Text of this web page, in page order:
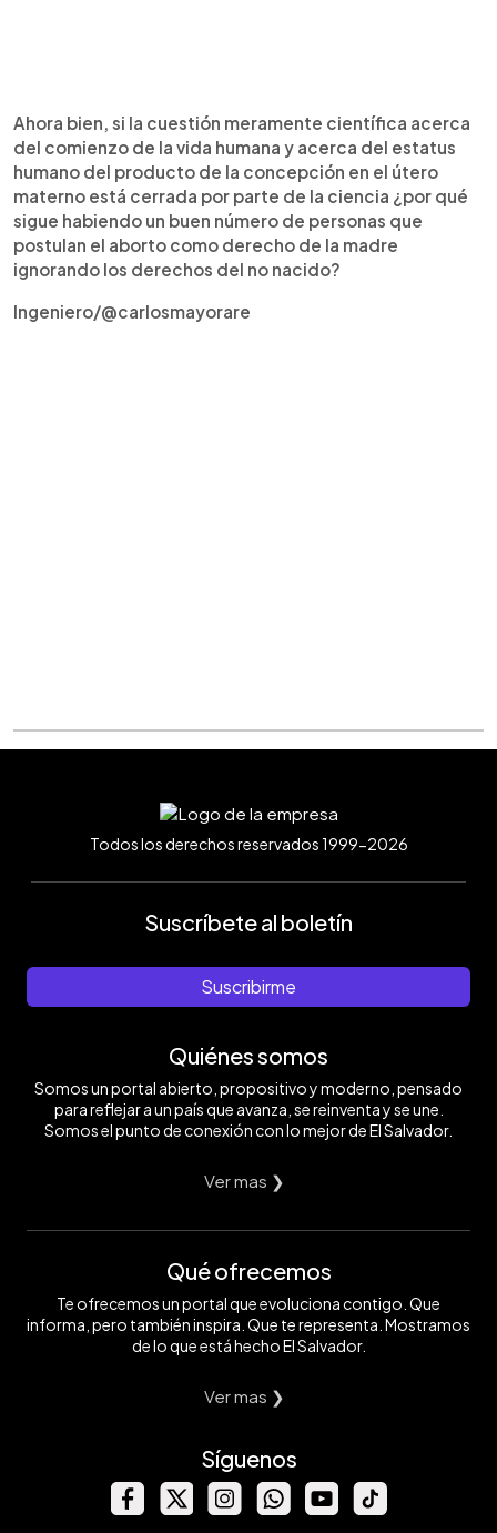
Ahora bien, si la cuestión meramente científica acerca
del comienzo de la vida humana y acerca del estatus
humano del producto de la concepción en el útero
materno está cerrada por parte de la ciencia ¿por qué
sigue habiendo un buen número de personas que
postulan el aborto como derecho de la madre
ignorando los derechos del no nacido?
Ingeniero/@carlosmayorare
Todos los derechos reservados 1999-2026
Suscríbete al boletín
Suscribirme
Quiénes somos
Somos un portal abierto, propositivo y moderno, pensado
para reflejar a un país que avanza, se reinventa y se une.
Somos el punto de conexión con lo mejor de El Salvador.
Ver mas ❯
Qué ofrecemos
Te ofrecemos un portal que evoluciona contigo. Que
informa, pero también inspira. Que te representa. Mostramos
de lo que está hecho El Salvador.
Ver mas ❯
Síguenos